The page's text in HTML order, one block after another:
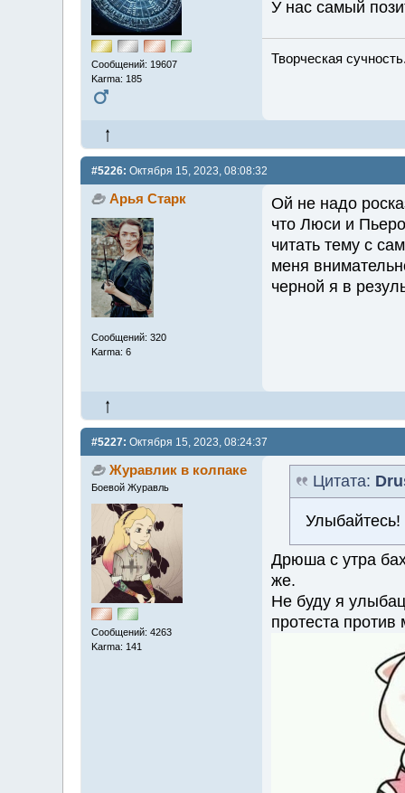
Сообщений: 19607
Karma: 185
У нас самый
Творческая
#5226: Октября 15, 2023, 08:08:32
Арья Старк
Сообщений: 320
Karma: 6
Ой не надо
что Люси и
читать тему с
меня
черной я в
#5227: Октября 15, 2023, 08:24:37
Журавлик в колпаке
Боевой Журавль
Сообщений: 4263
Karma: 141
Цитата:
Улыбайтесь!
Дрюша с утра
же.
Не буду я
протеста